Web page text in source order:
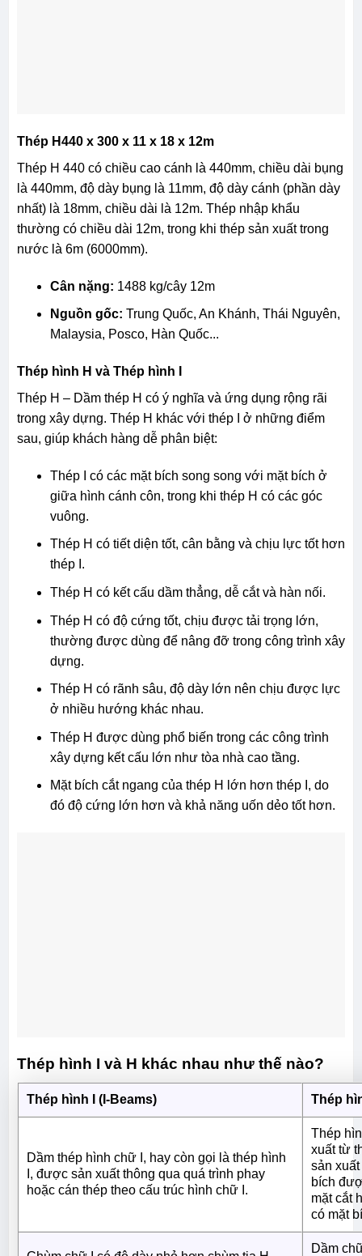
Thép H440 x 300 x 11 x 18 x 12m
Thép H 440 có chiều cao cánh là 440mm, chiều dài bụng
là 440mm, độ dày bụng là 11mm, độ dày cánh (phần dày
nhất) là 18mm, chiều dài là 12m. Thép nhập khẩu
thường có chiều dài 12m, trong khi thép sản xuất trong
nước là 6m (6000mm).
Cân nặng: 1488 kg/cây 12m
Nguồn gốc: Trung Quốc, An Khánh, Thái Nguyên,
Malaysia, Posco, Hàn Quốc...
Thép hình H và Thép hình I
Thép H – Dầm thép H có ý nghĩa và ứng dụng rộng rãi
trong xây dựng. Thép H khác với thép I ở những điểm
sau, giúp khách hàng dễ phân biệt:
Thép I có các mặt bích song song với mặt bích ở
giữa hình cánh côn, trong khi thép H có các góc
vuông.
Thép H có tiết diện tốt, cân bằng và chịu lực tốt hơn
thép I.
Thép H có kết cấu dầm thẳng, dễ cắt và hàn nối.
Thép H có độ cứng tốt, chịu được tải trọng lớn,
thường được dùng để nâng đỡ trong công trình xây
dựng.
Thép H có rãnh sâu, độ dày lớn nên chịu được lực
ở nhiều hướng khác nhau.
Thép H được dùng phổ biến trong các công trình
xây dựng kết cấu lớn như tòa nhà cao tầng.
Mặt bích cắt ngang của thép H lớn hơn thép I, do
đó độ cứng lớn hơn và khả năng uốn dẻo tốt hơn.
Thép hình I và H khác nhau như thế nào?
Thép hình I (I-Beams) Thép
Dầm thép hình chữ I, hay còn gọi là thép hình
I, được sản xuất thông qua quá trình phay
hoặc cán thép theo cấu trúc hình chữ I.
Thép
xuất từ
sản
bích
mặt cắt
có mặt
Dầm